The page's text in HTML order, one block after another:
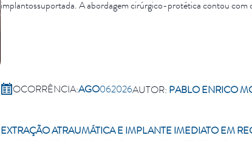
implantossuportada. A abordagem cirúrgico-protética contou com
OCORRÊNCIA:AGO062026AUTOR: PABLO ENRICO
EXTRAÇÃO ATRAUMÁTICA E IMPLANTE IMEDIATO EM